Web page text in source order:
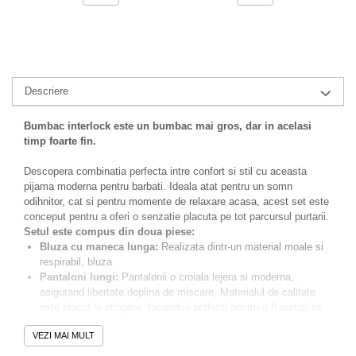
Descriere
Bumbac interlock este un bumbac mai gros, dar in acelasi
timp foarte fin.
Descopera combinatia perfecta intre confort si stil cu aceasta
pijama moderna pentru barbati. Ideala atat pentru un somn
odihnitor, cat si pentru momente de relaxare acasa, acest set este
conceput pentru a oferi o senzatie placuta pe tot parcursul purtarii.
Setul este compus din doua piese:
Bluza cu maneca lunga: Realizata dintr-un material moale si
respirabil, bluza
Pantaloni lungi: Pantalonii o croiala lejera si moderna,
asigurand libertate deplina de miscare. Materialul de calitate
parcursul noptii sau ca tinuta de casa.
Alege aceasta pijama pentru a adauga un plus de confort si
VEZI MAI MULT